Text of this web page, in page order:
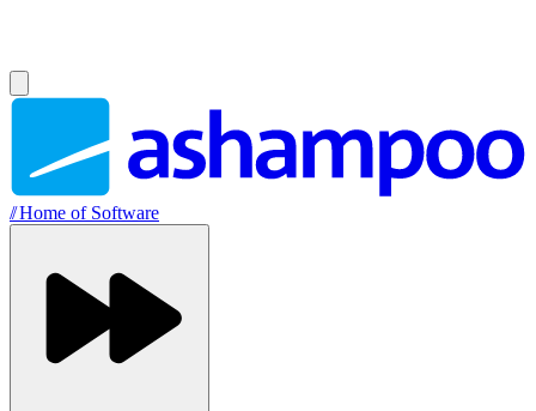
//Home of Software